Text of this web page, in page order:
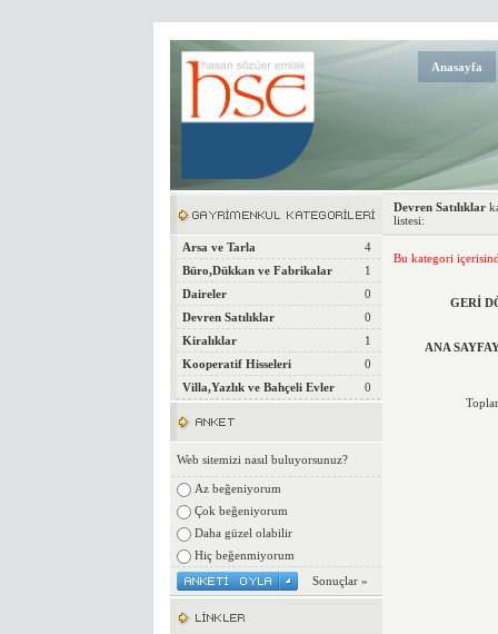
Anasayfa
Arsa ve Tarla
4
Büro,Dükkan ve Fabrikalar
1
Daireler
0
Devren Satılıklar
0
Kiralıklar
1
Kooperatif Hisseleri
0
Villa,Yazlık ve Bahçeli Evler
0
Web sitemizi nasıl buluyorsunuz?
Az beğeniyorum
Çok beğeniyorum
Daha güzel olabilir
Hiç beğenmiyorum
Sonuçlar »
Devren Satılıklar
listesi:
Bu kategori
GERİ
ANA